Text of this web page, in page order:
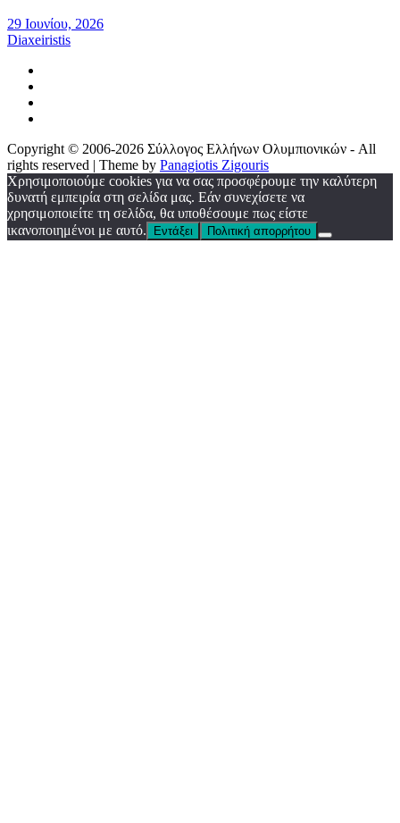
29 Ιουνίου, 2026
Diaxeiristis
Copyright © 2006-2026 Σύλλογος Ελλήνων Ολυμπιονικών - All
rights reserved | Theme by Panagiotis Zigouris
Χρησιμοποιούμε cookies για να σας προσφέρουμε την καλύτερη
δυνατή εμπειρία στη σελίδα μας. Εάν συνεχίσετε να
χρησιμοποιείτε τη σελίδα, θα υποθέσουμε πως είστε
ικανοποιημένοι με αυτό.
Εντάξει Πολιτική απορρήτου